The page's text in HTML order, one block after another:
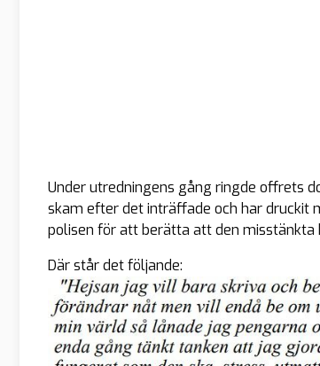
Under utredningens gång ringde offrets
skam efter det inträffade och har druckit
polisen för att berätta att den misstänkta
Där står det följande: